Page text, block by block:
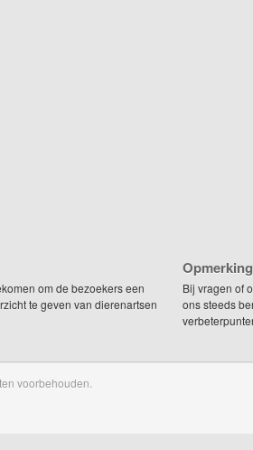
om de bezoekers een
te geven van dierenartsen
Bij vragen of
ons steeds
voorbehouden.